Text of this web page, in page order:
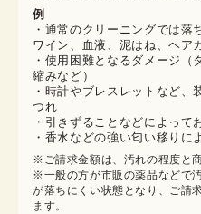
例
・通常のクリーニングでは落
ワイン、血液、泥はね、ヘア
・使用困難となるダメージ（
縮みなど）
・時計やブレスレットなど、
つれ
・引きずることなどによって
・香水などの強い匂い移りに
※ご請求金額は、汚れの程度と
※一般の方が市販の薬品などで
が落ちにくい状態となり、ご請
ます。